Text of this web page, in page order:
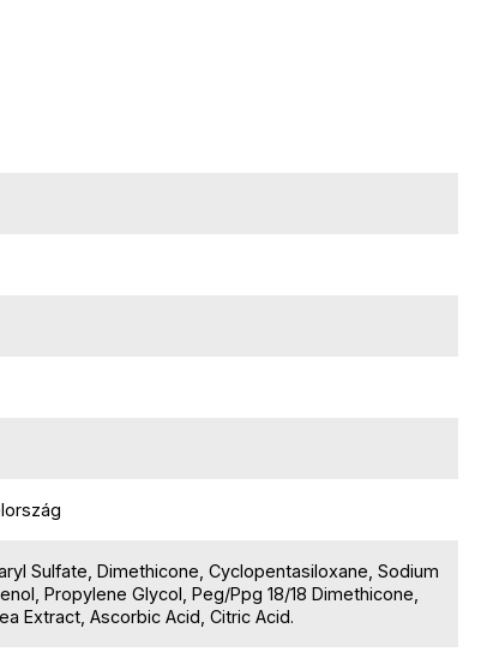
Sulfate, Dimethicone, Cyclopentasiloxane, Sodium
Propylene Glycol, Peg/Ppg 18/18 Dimethicone,
Extract, Ascorbic Acid, Citric Acid.